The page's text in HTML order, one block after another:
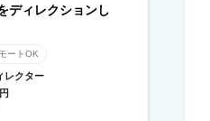
ディレクションし
ートOK
レクター